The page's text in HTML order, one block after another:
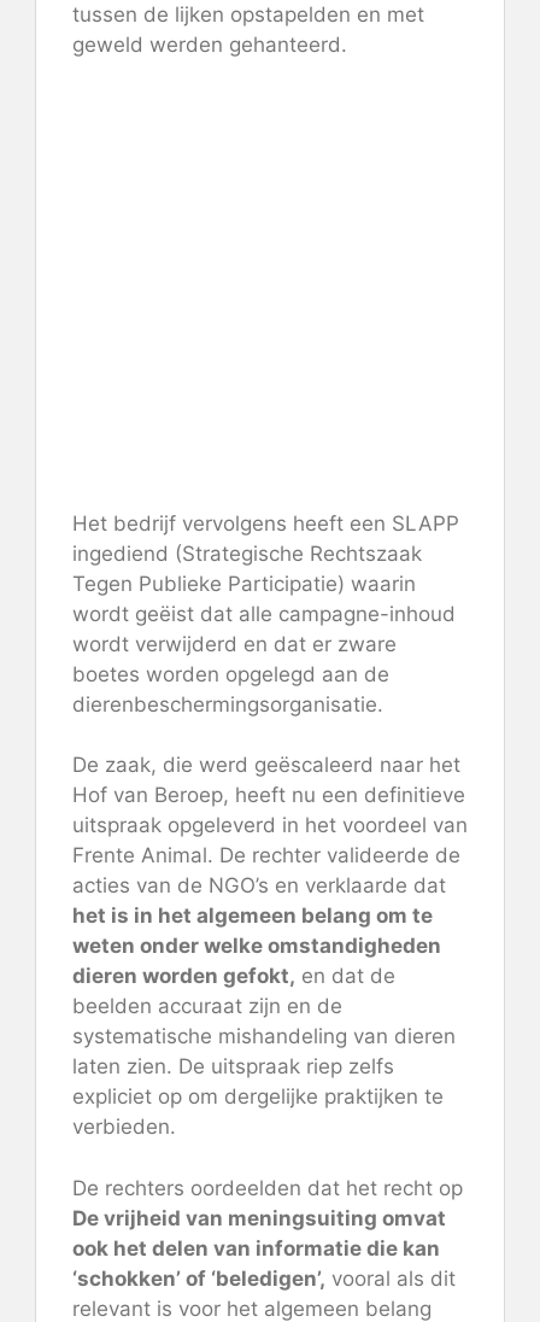
tussen de lijken opstapelden en met
geweld werden gehanteerd.
Het bedrijf vervolgens heeft een SLAPP
ingediend (Strategische Rechtszaak
Tegen Publieke Participatie) waarin
wordt geëist dat alle campagne-inhoud
wordt verwijderd en dat er zware
boetes worden opgelegd aan de
dierenbeschermingsorganisatie.
De zaak, die werd geëscaleerd naar het
Hof van Beroep, heeft nu een definitieve
uitspraak opgeleverd in het voordeel van
Frente Animal. De rechter valideerde de
acties van de NGO’s en verklaarde dat
het is in het algemeen belang om te
weten onder welke omstandigheden
dieren worden gefokt, en dat de
beelden accuraat zijn en de
systematische mishandeling van dieren
laten zien. De uitspraak riep zelfs
expliciet op om dergelijke praktijken te
verbieden.
De rechters oordeelden dat het recht op
De vrijheid van meningsuiting omvat
ook het delen van informatie die kan
‘schokken’ of ‘beledigen’, vooral als dit
relevant is voor het algemeen belang